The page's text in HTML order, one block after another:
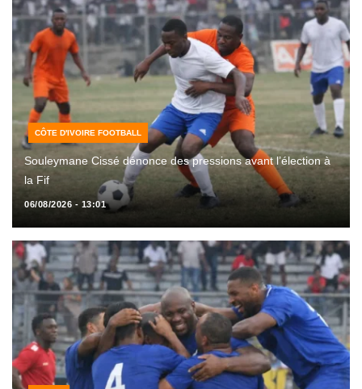
CÔTE D'IVOIRE FOOTBALL
Souleymane Cissé dénonce des pressions avant l’élection à
la Fif
06/08/2026 - 13:01